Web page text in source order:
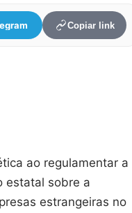
Copiar link
ao regulamentar a
estatal sobre a
estrangeiras no